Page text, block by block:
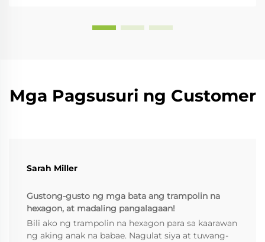
Mga Pagsusuri ng Customer
Sarah Miller
Gustong-gusto ng mga bata ang trampolin na
hexagon, at madaling pangalagaan!
Bili ako ng trampolin na hexagon para sa kaarawan
ng aking anak na babae. Nagulat siya at tuwang-